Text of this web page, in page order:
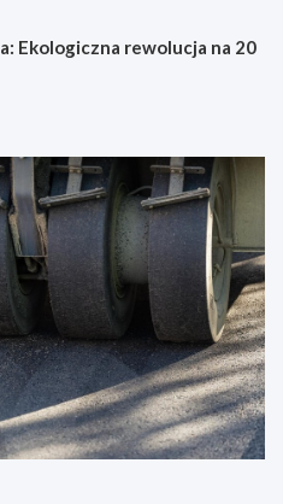
Ekologiczna rewolucja na 20